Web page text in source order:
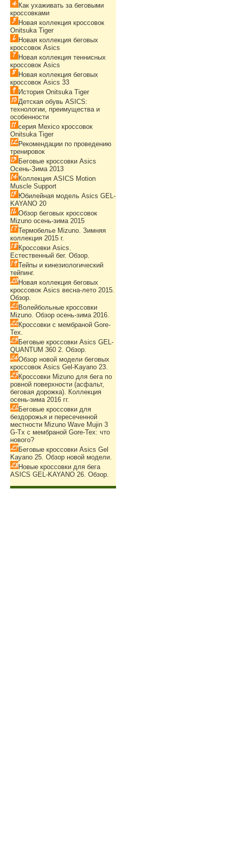
Как ухаживать за беговыми
кроссовками
Новая коллекция кроссовок
Onitsuka Tiger
Новая коллекция беговых
кроссовок Asics
Новая коллекция теннисных
кроссовок Asics
Новая коллекция беговых
кроссовок Asics 33
История Onitsuka Tiger
Детская обувь ASICS:
технологии, преимущества и
особенности
серия Mexico кроссовок
Onitsuka Tiger
Рекомендации по проведению
тренировок
Беговые кроссовки Asics
Осень-Зима 2013
Коллекция ASICS Motion
Muscle Support
Юбилейная модель Asics GEL-
KAYANO 20
Обзор беговых кроссовок
Mizuno осень-зима 2015
Термобелье Mizuno. Зимняя
коллекция 2015 г.
Кроссовки Asics.
Естественный бег. Обзор.
Тейпы и кинезиологический
тейпинг.
Новая коллекция беговых
кроссовок Asics весна-лето 2015.
Обзор.
Волейбольные кроссовки
Mizuno. Обзор осень-зима 2016.
Кроссовки с мембраной Gore-
Tex.
Беговые кроссовки Asics GEL-
QUANTUM 360 2. Обзор.
Обзор новой модели беговых
кроссовок Asics Gel-Kayano 23.
Кроссовки Mizuno для бега по
ровной поверхности (асфальт,
беговая дорожка). Коллекция
осень-зима 2016 гг.
Беговые кроссовки для
бездорожья и пересеченной
местности Mizuno Wave Mujin 3
G-Tx с мембраной Gore-Tex: что
нового?
Беговые кроссовки Asics Gel
Kayano 25. Обзор новой модели.
Новые кроссовки для бега
ASICS GEL-KAYANO 26. Обзор.